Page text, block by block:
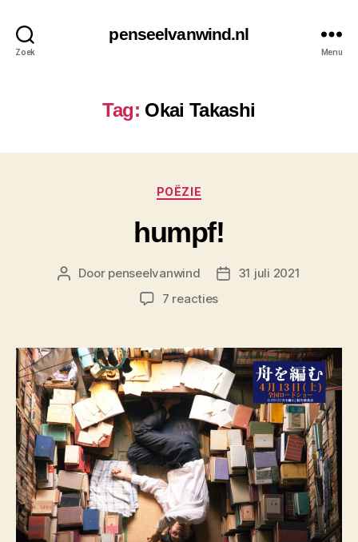
Zoek
penseelvanwind.nl
Menu
Tag: Okai Takashi
Categorieën
POËZIE
humpf!
Berichtauteur
Door penseelvanwind Berichtdatum
31 juli 2021
7 reactiesop